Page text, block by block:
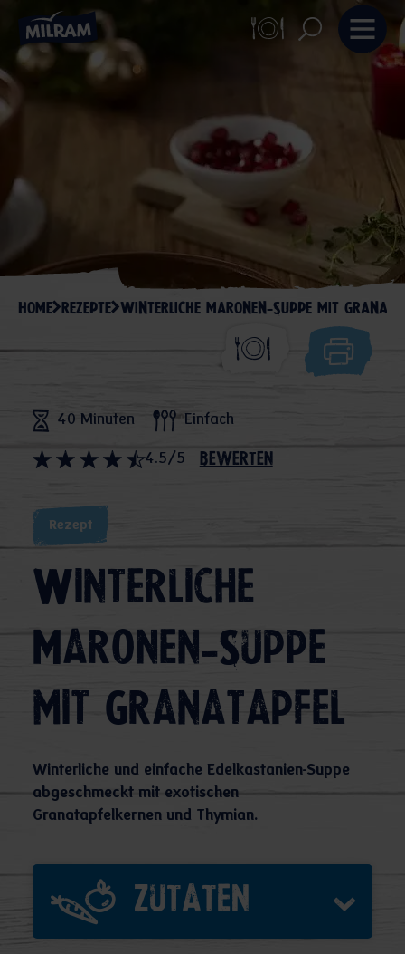
HOME REZEPTE WINTERLICHE MARONEN-SUPPE MIT
40 Minuten Einfach
4.5/5 bewerten
Rezept
Winterliche
Maronen-Suppe
mit Granatapfel
Winterliche und einfache Edelkastanien-Suppe
abgeschmeckt mit exotischen
Granatapfelkernen und Thymian.
Zutaten